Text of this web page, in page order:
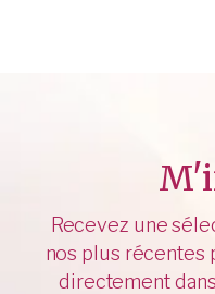
Recevez une
nos plus récentes
directement